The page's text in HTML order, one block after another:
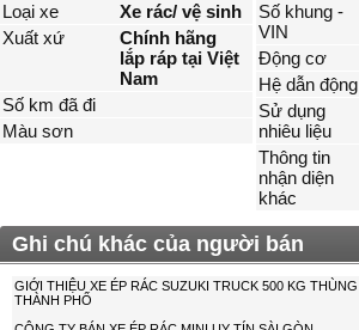
Loại xe
Xe rác/ vệ sinh
Xuất xứ
Chính hãng
lắp ráp tại Việt
Nam
Số km đã đi
Màu sơn
Số khung -
VIN
Động cơ
Hệ dẫn động
Sử dụng
nhiêu liệu
Thông tin
nhận diện
khác
Ghi chú khác của người bán